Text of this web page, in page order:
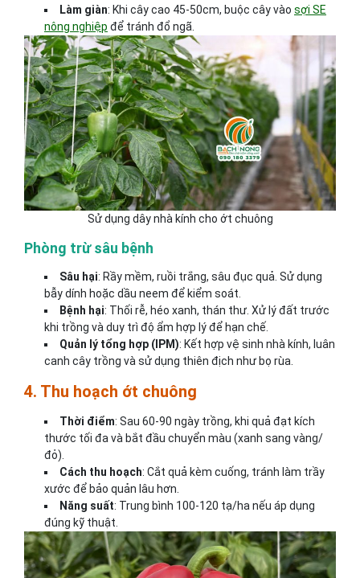
Làm giàn: Khi cây cao 45-50cm, buộc cây vào sợi SE
nông nghiệp để tránh đổ ngã.
Sử dụng dây nhà kính cho ớt chuông
Phòng trừ sâu bệnh
Sâu hại: Rầy mềm, ruồi trắng, sâu đục quả. Sử dụng
bẫy dính hoặc dầu neem để kiểm soát.
Bệnh hại: Thối rễ, héo xanh, thán thư. Xử lý đất trước
khi trồng và duy trì độ ẩm hợp lý để hạn chế.
Quản lý tổng hợp (IPM): Kết hợp vệ sinh nhà kính, luân
canh cây trồng và sử dụng thiên địch như bọ rùa.
4. Thu hoạch ớt chuông
Thời điểm: Sau 60-90 ngày trồng, khi quả đạt kích
thước tối đa và bắt đầu chuyển màu (xanh sang vàng/
đỏ).
Cách thu hoạch: Cắt quả kèm cuống, tránh làm trầy
xước để bảo quản lâu hơn.
Năng suất: Trung bình 100-120 tạ/ha nếu áp dụng
đúng kỹ thuật.